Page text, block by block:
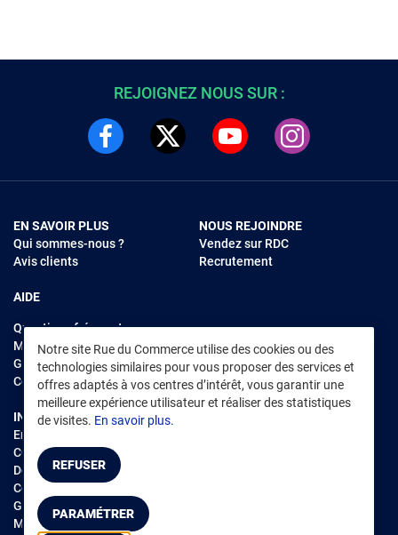
REJOIGNEZ NOUS SUR :
EN SAVOIR PLUS
Qui sommes-nous ?
Avis clients
AIDE
Questions fréquentes
Modes de règlements
Garantie et retours
Contacter Rue du Commerce
NOUS REJOINDRE
Vendez sur RDC
Recrutement
INFORMATIONS LÉGALES
Environnement
CGV /CGU Marketplace
Données personnelles
Cookies
Gérer mes cookies
Mentions légales
Notre site Rue du Commerce utilise des cookies ou des
technologies similaires pour vous proposer des services et
offres adaptés à vos centres d’intérêt, vous garantir une
meilleure expérience utilisateur et réaliser des statistiques
de visites. En savoir plus.
REFUSER
PARAMÉTRER